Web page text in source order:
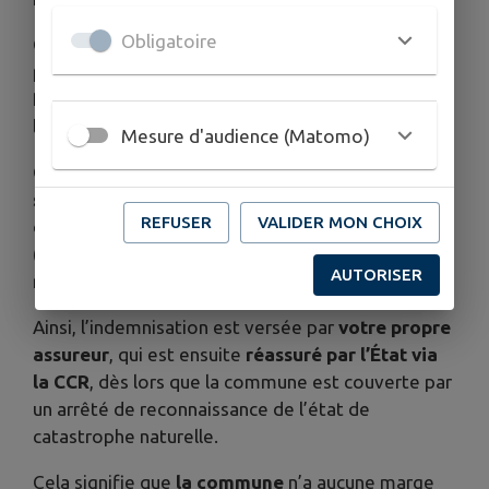
Ce dispositif repose sur un
fonds de réassurance
publiquegéré par laCaisse Centrale de
Réassurance (CCR), organisme public placé sous
la tutelle de l’État.
Chaque assuré contribue à ce fonds via une
surtaxe obligatoire incluse dans sa prime
d’assurance habitation ou professionnelle
(actuellement de 12 % sur la cotisation
multirisque habitation).
Ainsi, l’indemnisation est versée par votre propre
assureur, qui est ensuite réassuré par l’État via
la CCR, dès lors que la commune est couverte par
un arrêté de reconnaissance de l’état de
catastrophe naturelle.
Cela signifie que la commune n’a aucune marge
Obligatoire
Mesure d'audience (Matomo)
REFUSER VALIDER MON CHOIX
AUTORISER